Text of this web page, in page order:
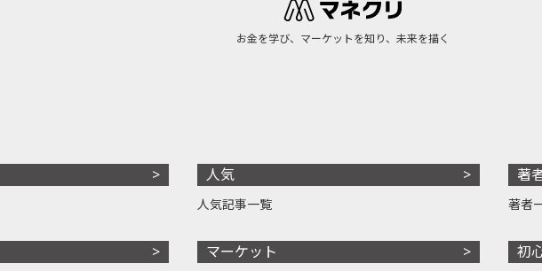
お金を学び、マーケットを知り、未来を描く
人気
人気記事一覧
マーケット
著
著者
初